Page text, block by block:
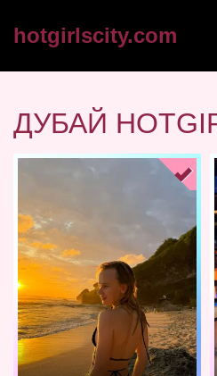
hotgirlscity.com
ДУБАЙ